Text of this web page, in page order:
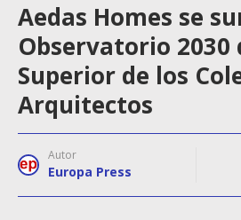
Aedas Homes se
Observatorio 2030
Superior de los
Arquitectos
Autor
Europa Press